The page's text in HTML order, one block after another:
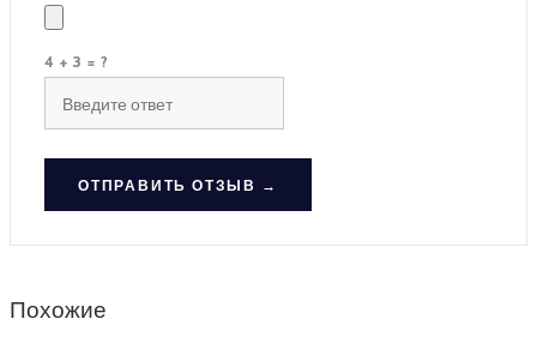
4 + 3 = ?
ОТПРАВИТЬ ОТЗЫВ →
Похожие